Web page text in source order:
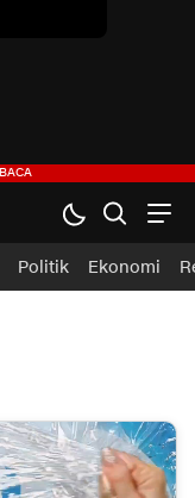
Politik Ekonomi